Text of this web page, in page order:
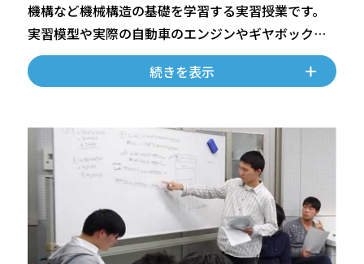
機構など機械構造の基礎を学習する実習授業です。
実習模型や実際の自動車のエンジンやギヤボックス
を用いて機械構造の基礎を学びます。
続きを表示